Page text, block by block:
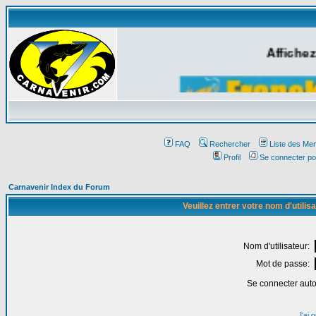
FAQ Rechercher
Liste des
Profil
Se connecter
Carnavenir Index du Forum
Veuillez entrer votre nom
Nom d'utilisateur:
Mot de passe:
Se connecter